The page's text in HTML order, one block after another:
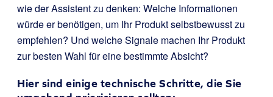
wie der Assistent zu denken: Welche Informationen
würde er benötigen, um Ihr Produkt selbstbewusst zu
empfehlen? Und welche Signale machen Ihr Produkt
zur besten Wahl für eine bestimmte Absicht?
Hier sind einige technische Schritte, die Sie